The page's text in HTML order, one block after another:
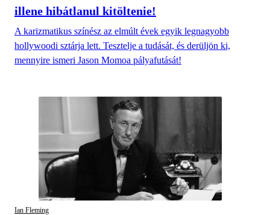
illene hibátlanul kitöltenie!
A karizmatikus színész az elmúlt évek egyik legnagyobb
hollywoodi sztárja lett. Tesztelje a tudását, és derüljön ki,
mennyire ismeri Jason Momoa pályafutását!
Ian Fleming